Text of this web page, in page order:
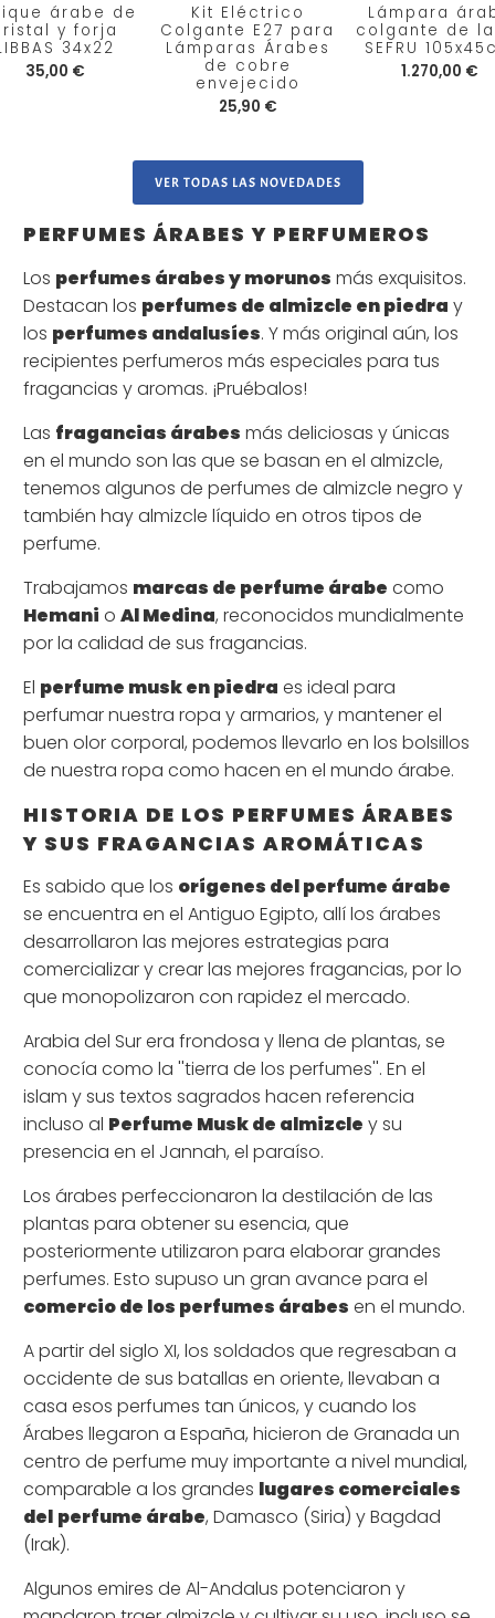
árabe de
y forja
34x22
35,00 €
Kit Eléctrico
Colgante E27 para
Lámparas Árabes
de cobre
envejecido
25,90 €
Lámpara
colgante de
SEFRU
1.270,00 €
VER TODAS LAS NOVEDADES
PERFUMES ÁRABES Y PERFUMEROS
Los perfumes árabes y morunos más exquisitos.
Destacan los perfumes de almizcle en piedra y
los perfumes andalusíes. Y más original aún, los
recipientes perfumeros más especiales para tus
fragancias y aromas. ¡Pruébalos!
Las fragancias árabes más deliciosas y únicas
en el mundo son las que se basan en el almizcle,
tenemos algunos de perfumes de almizcle negro y
también hay almizcle líquido en otros tipos de
perfume.
Trabajamos marcas de perfume árabe como
Hemani oAl Medina, reconocidos mundialmente
por la calidad de sus fragancias.
El perfume musk en piedra es ideal para
perfumar nuestra ropa y armarios, y mantener el
buen olor corporal, podemos llevarlo en los bolsillos
de nuestra ropa como hacen en el mundo árabe.
HISTORIA DE LOS PERFUMES ÁRABES
Y SUS FRAGANCIAS AROMÁTICAS
Es sabido que los orígenes del perfume árabe
se encuentra en el Antiguo Egipto, allí los árabes
desarrollaron las mejores estrategias para
comercializar y crear las mejores fragancias, por lo
que monopolizaron con rapidez el mercado.
Arabia del Sur era frondosa y llena de plantas, se
conocía como la ''tierra de los perfumes''. En el
islam y sus textos sagrados hacen referencia
incluso al Perfume Musk de almizcle y su
presencia en el Jannah, el paraíso.
Los árabes perfeccionaron la destilación de las
plantas para obtener su esencia, que
posteriormente utilizaron para elaborar grandes
perfumes. Esto supuso un gran avance para el
comercio de los perfumes árabes en el mundo.
A partir del siglo XI, los soldados que regresaban a
occidente de sus batallas en oriente, llevaban a
casa esos perfumes tan únicos, y cuando los
Árabes llegaron a España, hicieron de Granada un
centro de perfume muy importante a nivel mundial,
comparable a los grandes lugares comerciales
del perfume árabe, Damasco (Siria) y Bagdad
(Irak).
Algunos emires de Al-Andalus potenciaron y